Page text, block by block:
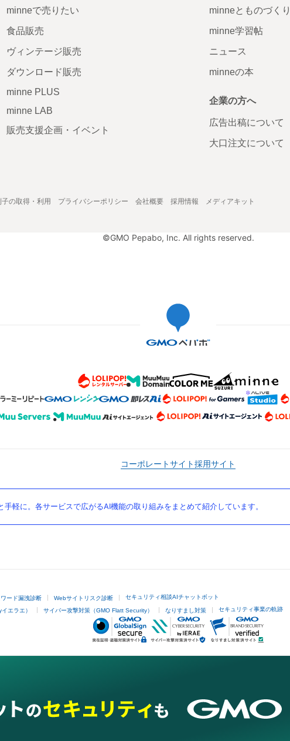
minneで売りたい
食品販売
ヴィンテージ販売
ダウンロード販売
minne PLUS
minne LAB
販売支援企画・イベント
minneとものづく
minne学習帖
ニュース
minneの本
企業の方へ
広告出稿について
大口注文について
の取得・利用 プライバシーポリシー 会社概要 採用情報 メディアキット
©GMO Pepabo, Inc. All rights reserved.
コーポレートサイト採用サイト
軽に。各サービスで広がるAI機能の取り組みをまとめて紹介しています。
ワード漏洩診断 Webサイトリスク診断 セキュリティ相談AIチャットボット
エラエ） サイバー攻撃対策（GMO Flatt Security） なりすまし対策 セキュリティ事業の軌跡